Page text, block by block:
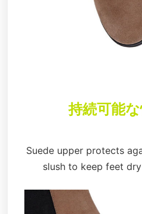
持続可能な
Suede upper protects
slush to keep feet